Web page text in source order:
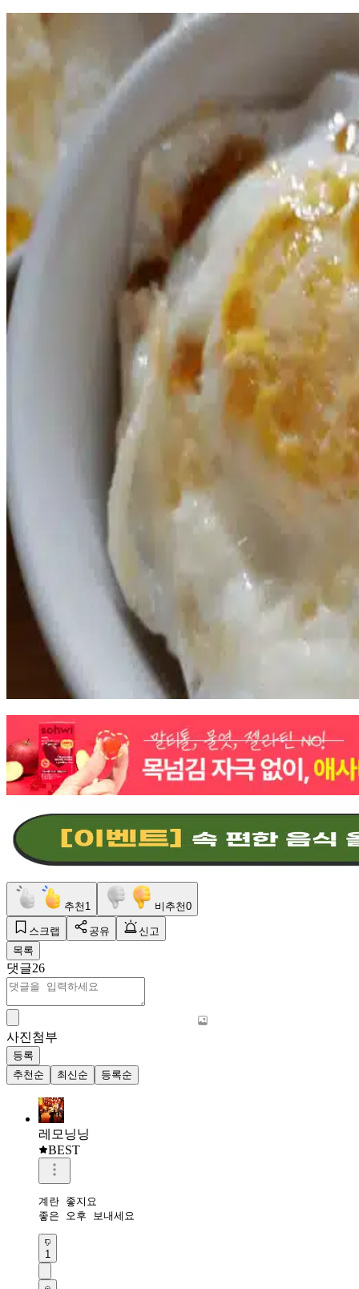
추천 1 비추천0
스크랩 공유
신고
목록
댓글26
사진첨부
등록
추천순
최신순 등록순
레모닝닝
BEST
계란 좋지요
좋은 오후 보내세요
1